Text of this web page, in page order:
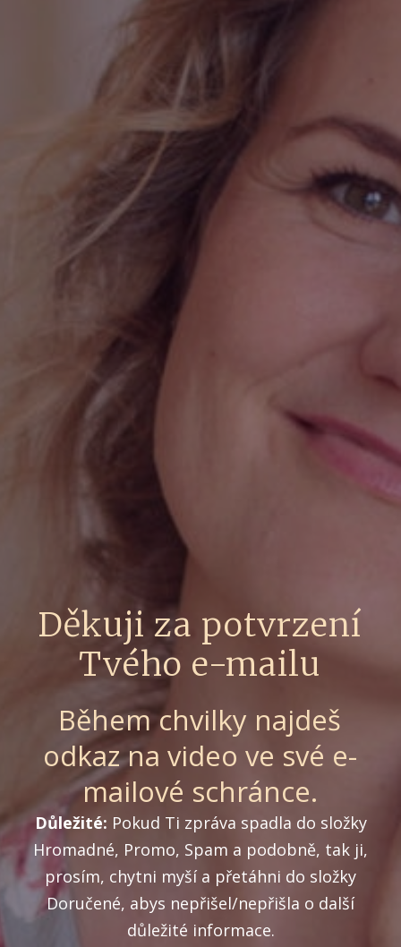
Děkuji za potvrzení
Tvého e-mailu
Během chvilky najdeš
odkaz na video ve své e-
mailové schránce.
Důležité: Pokud Ti zpráva spadla do složky
Hromadné, Promo, Spam a podobně, tak ji,
prosím, chytni myší a přetáhni do složky
Doručené, abys nepřišel/nepřišla o další
důležité informace.